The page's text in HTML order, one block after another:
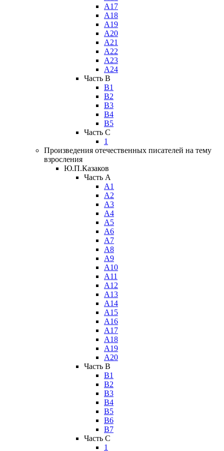
А17
А18
А19
А20
А21
А22
А23
А24
Часть B
В1
В2
В3
В4
В5
Часть C
1
Произведения отечественных писателей на тему
взросления
Ю.П.Казаков
Часть A
А1
А2
А3
А4
А5
А6
А7
А8
А9
А10
А11
А12
А13
А14
А15
А16
А17
А18
А19
А20
Часть B
В1
В2
В3
В4
В5
В6
В7
Часть C
1